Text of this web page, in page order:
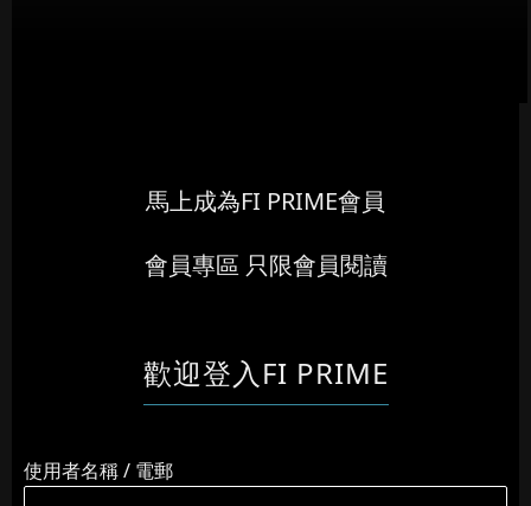
馬上成為FI PRIME會員
會員專區 只限會員閱讀
歡迎登入FI PRIME
使用者名稱 / 電郵